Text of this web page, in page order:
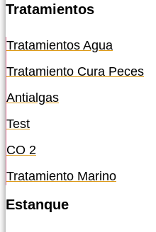
Tratamientos
Tratamientos Agua
Tratamiento Cura Peces
Antialgas
Test
CO 2
Tratamiento Marino
Estanque